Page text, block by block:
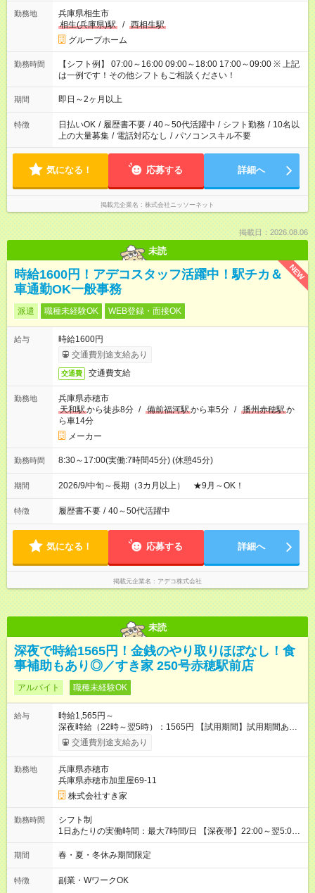
勤務地
兵庫県相生市
相生(兵庫県)駅
/ 西相生駅
グループホーム
勤務時間
【シフト例】 07:00～16:00 09:00～18:00 17:00～09:00 ※ 上記
は一例です！その他シフトもご相談ください！
期間 即日～2ヶ月以上
特徴 日払いOK / 履歴書不要 / 40～50代活躍中 / シフト勤務 / 10名以
上の大量募集 / 電話対応なし / パソコンスキル不要
気になる！ 応募する 詳細へ
掲載元企業名 株式会社ニッソーネット
掲載日：2026.08.06
未読
NEW
時給1600円！アデコスタッフ活躍中！駅チカ＆
車通勤OK一般事務
派遣 職種未経験OK WEB登録・面接OK
給与
時給1600円
交通費別途支給あり
交通費 交通費支給
勤務地
兵庫県赤穂市
天和駅から徒歩8分 / 備前福河駅から車5分 / 播州赤穂駅か
ら車14分
メーカー
勤務時間 8:30～17:00(実働:7時間45分) (休憩45分)
期間 2026/9/中旬～長期（3カ月以上） ★9月～OK！
特徴 履歴書不要 / 40～50代活躍中
気になる！ 応募する 詳細へ
掲載元企業名 アデコ株式会社
未読
深夜で時給1565円！金銭のやり取りほぼなし！食
事補助もあり◎／すき家 250号赤穂駅前店
アルバイト 職種未経験OK
給与
時給1,565円～
深夜時給（22時～翌5時）：1565円 【試用期間】試用期間あり
試用期間の長さ：1ヶ月 雇用形態、給与は本採用時と同じです。
試用期間の実態は30日（※条件変更なし）ですが、切り上げで
同時給）
交通費別途支給あり
勤務地
兵庫県赤穂市
兵庫県赤穂市加里屋69-11
株式会社すき家
勤務時間
シフト制
1日あたりの実働時間：最大7時間/日 【深夜帯】22:00～翌5:00
週2日～・1日2h～OK◎ ※22:00から翌5:00までは18歳以上の方
のみ勤務可能です（18歳未満の深夜業務禁止のため） ★深夜で
す。 必ず、2名以上での勤務を行いますので、安心して働けま
す。
期間 春・夏・冬休み期間限定
特徴 副業・WワークOK